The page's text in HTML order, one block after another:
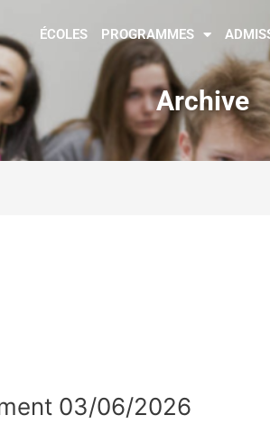
ÉCOLES PROGRAMMES
Archive
03/06/2026